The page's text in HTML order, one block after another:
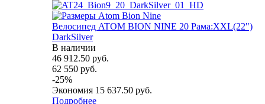
Велосипед ATOM BION NINE 20 Рама:XXL(22")
DarkSilver
В наличии
46 912.50 руб.
62 550 руб.
-25%
Экономия 15 637.50 руб.
Подробнее